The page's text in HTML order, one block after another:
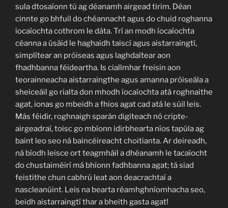
sula dtosaíonn tú ag déanamh airgead tirim. Déan
cinnte go bhfuil do chéannacht agus do chuid roghanna
íocaíochta cothrom le dáta. Trí an modh íocaíochta
céanna a úsáid le haghaidh taiscí agus aistarraingtí,
simplítear an próiseas agus laghdaítear aon
fhadhbanna féideartha. Is ciallmhar freisin aon
teorainneacha aistarraingthe agus amanna próiseála a
sheiceáil go rialta don mhodh íocaíochta atá roghnaithe
agat, ionas go mbeidh a fhios agat cad atá le súil leis.
Más féidir, roghnaigh sparán digiteach nó cripte-
airgeadraí, toisc go mbíonn idirbhearta níos tapúla ag
baint leo seo ná baincéireacht choitianta. Ar deireadh,
ná bíodh leisce ort teagmháil a dhéanamh le tacaíocht
do chustaiméirí má bhíonn fadhbanna agat; tá siad
feistithe chun cabhrú leat aon deacrachtaí a
nascleanúint. Leis na bearta réamhghníomhacha seo,
beidh aistarraingtí thar a bheith gasta agat!